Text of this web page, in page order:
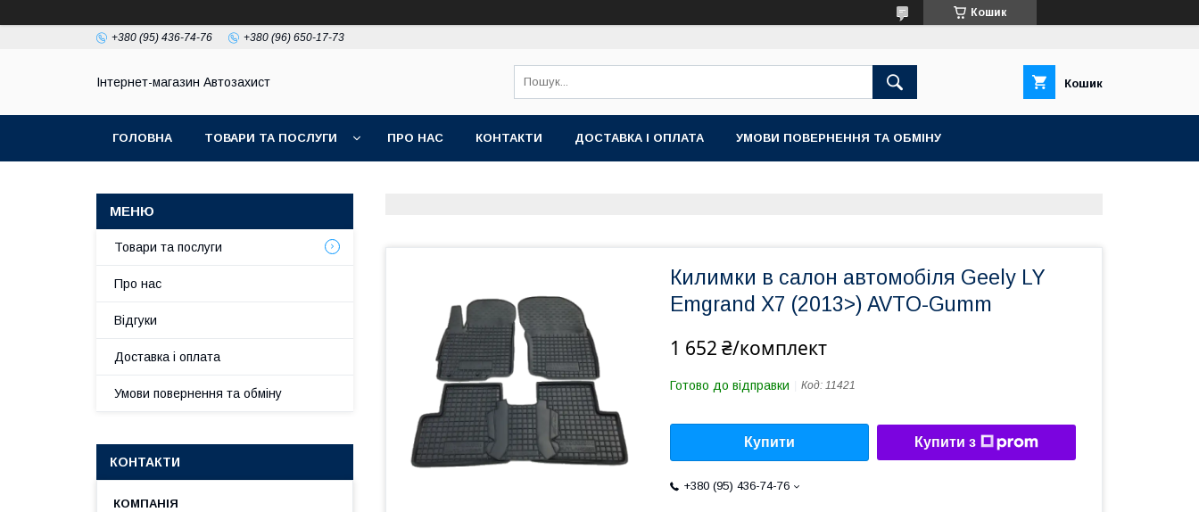
Кошик
+380 (95) 436-74-76 +380 (96) 650-17-73
Інтернет-магазин Автозахист Кошик
ГОЛОВНА ТОВАРИ ТА ПОСЛУГИ ПРО НАС КОНТАКТИ ДОСТАВКА І ОПЛАТА УМОВИ ПОВЕРНЕННЯ ТА ОБМІНУ
Килимки в салон автомобіля Geely LY
Emgrand X7 (2013>) AVTO-Gumm
1 652 ₴/комплект
Готово до відправки Код: 11421
Купити Купити з
+380 (95) 436-74-76
Товари та послуги
Про нас
Відгуки
Доставка і оплата
Умови повернення та обміну
КОНТАКТИ